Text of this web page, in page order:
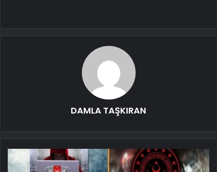
DAMLA TAŞKIRAN